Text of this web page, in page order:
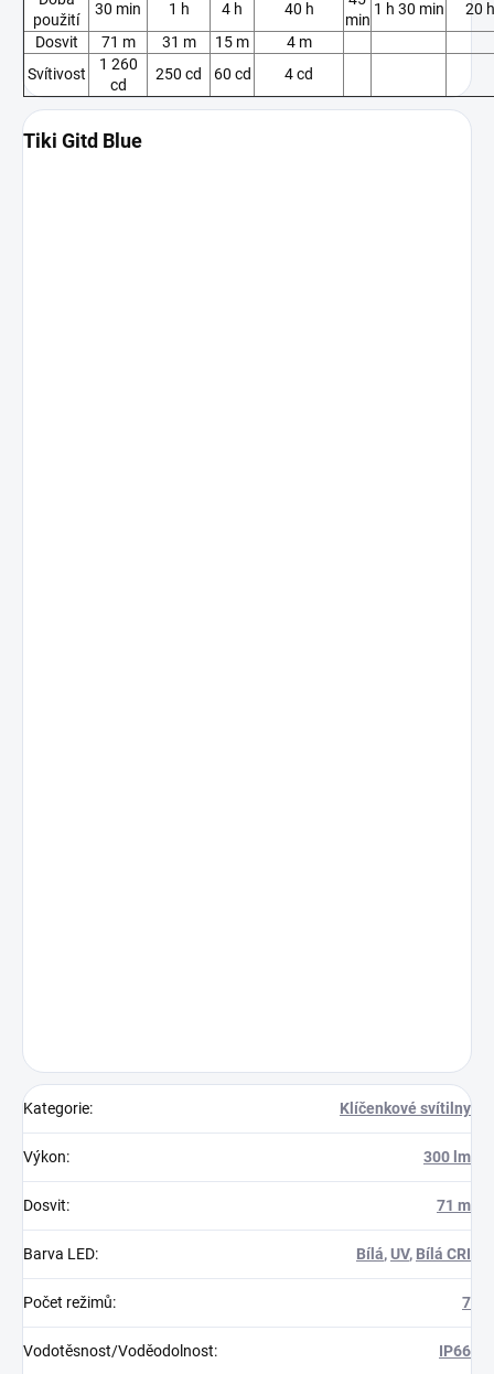
použití
30 min 1 h 4 h 40 h
min
1 h 30 min
20 h
Dosvit
71 m 31 m 15 m
4 m
Svítivost
1 260
cd
250 cd 60 cd 4 cd
Tiki Gitd Blue
Kategorie: Klíčenkové svítilny
Výkon: 300 lm
Dosvit: 71 m
Barva LED: Bílá,UV, Bílá CRI
Počet režimů: 7
Vodotěsnost/Voděodolnost: IP66